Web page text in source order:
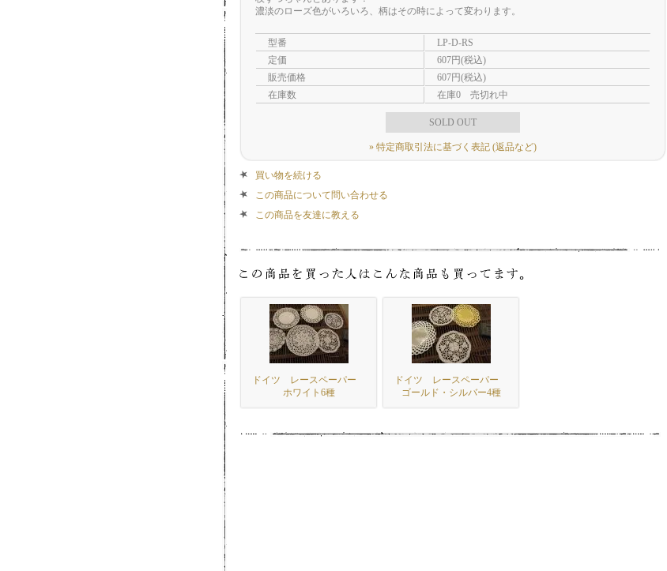
濃淡のローズ色がいろいろ、柄はその時によって変わります。
型番
LP-D-RS
定価
607円(税込)
販売価格
607円(税込)
在庫数
在庫0 売切れ中
SOLD OUT
» 特定商取引法に基づく表記 (返品など)
買い物を続ける
この商品について問い合わせる
この商品を友達に教える
ドイツ レースペーパー
ホワイト6種
ドイツ レースペーパー
ゴールド・シルバー4種